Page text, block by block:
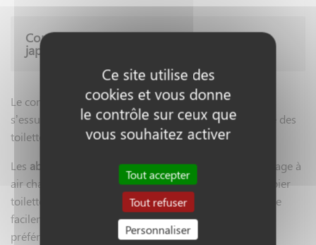
Comment s'essuyer avec des toilettes
japonaises ?
Le concept est justement de ne plus s’essuyer ! Car
s’essuyer, c’est étaler, et vous ne ressortirez pas propre des
toilettes.
Les abattants Sanicleanproposent un système de séchage à
air chaud performant qui remplace efficacement le papier
toilette traditionnel. La température de séchage se règle
facilement sur le panneau de commande selon vos
préférences, de 35°C à 55°C.
Ce site utilise des
cookies et vous donne
le contrôle sur ceux que
vous souhaitez activer
Tout accepter
Tout refuser
Personnaliser